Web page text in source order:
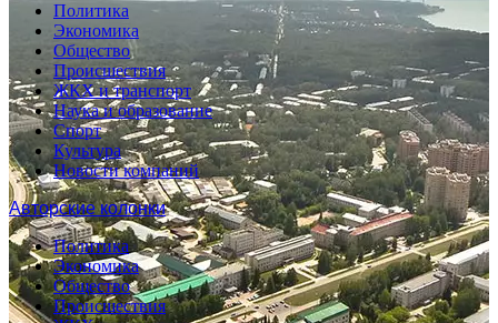
Политика
Экономика
Общество
Происшествия
ЖКХ и транспорт
Наука и образование
Спорт
Культура
Новости компаний
Авторские колонки
Политика
Экономика
Общество
Происшествия